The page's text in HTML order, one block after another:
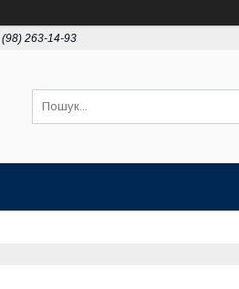
263-14-93